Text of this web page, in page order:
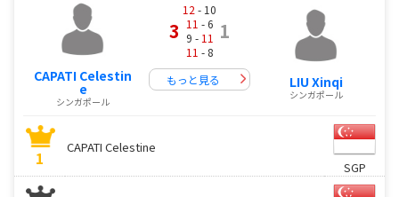
CAPATI Celestin
e
シンガポール
3
12 - 10
11 - 6
9 - 11
11 - 8
1
もっと見る LIU Xinqi
シンガポール
1
CAPATI Celestine
SGP